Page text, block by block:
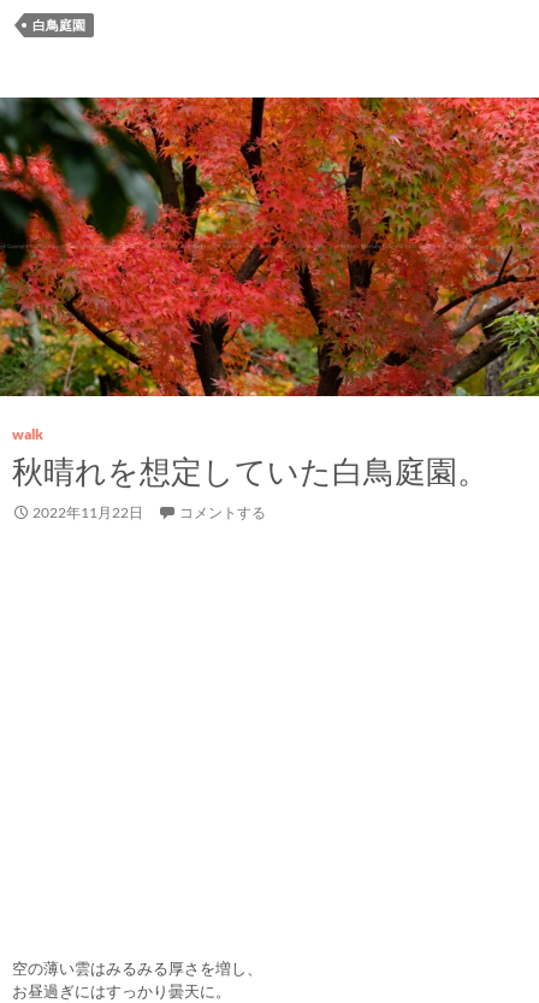
白鳥庭園
walk
秋晴れを想定していた白鳥庭園。
2022年11月22日 コメントする
空の薄い雲はみるみる厚さを増し、
お昼過ぎにはすっかり曇天に。